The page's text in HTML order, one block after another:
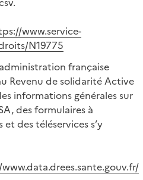
www.service-
N19775
française
Revenu de solidarité Active
informations générales sur
des formulaires à
des téléservices s’y